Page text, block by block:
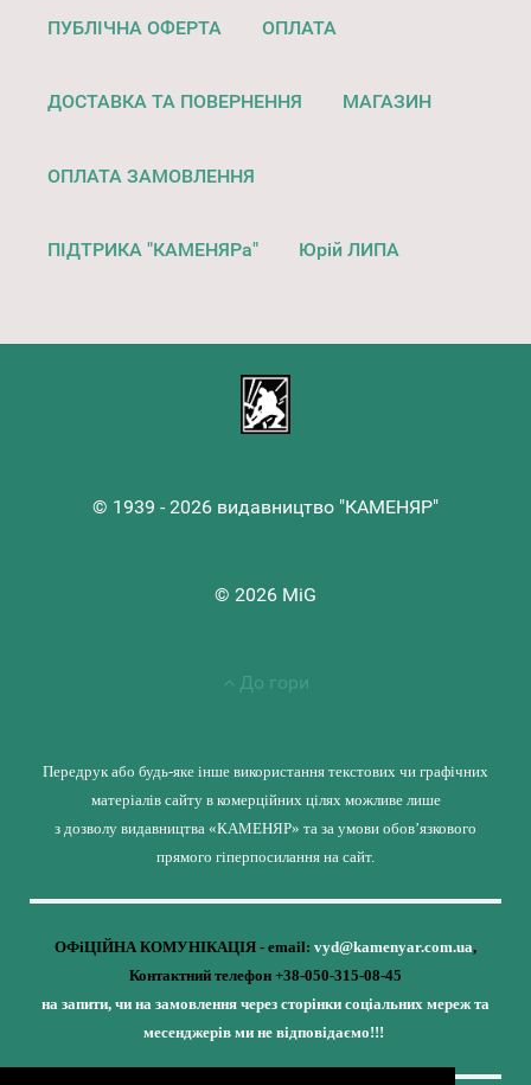
ПУБЛІЧНА ОФЕРТА ОПЛАТА
ДОСТАВКА ТА ПОВЕРНЕННЯ МАГАЗИН
ОПЛАТА ЗАМОВЛЕННЯ
ПІДТРИКА "КАМЕНЯРа" Юрій ЛИПА
© 1939 - 2026 видавництво "КАМЕНЯР"
© 2026 MiG
До гори
Передрук або будь-яке інше використання текстових чи графічних
матеріалів сайту в комерційних цілях можливе лише
з дозволу видавництва «КАМЕНЯР» та за умови обов’язкового
прямого гіперпосилання на сайт.
ОФіЦІЙНА КОМУНІКАЦІЯ - email: vyd@kamenyar.com.ua,
Контактний телефон +38-050-315-08-45
на запити, чи на замовлення через сторінки соціальних мереж та
месенджерів ми не відповідаємо!!!